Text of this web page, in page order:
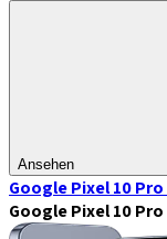
Ansehen
Google Pixel 10 Pro
Google Pixel 10 Pro